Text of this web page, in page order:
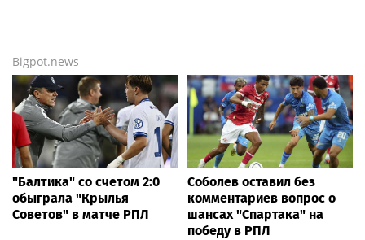
Bigpot.news
"Балтика" со счетом 2:0
обыграла "Крылья
Советов" в матче РПЛ
Соболев оставил без
комментариев вопрос о
шансах "Спартака" на
победу в РПЛ